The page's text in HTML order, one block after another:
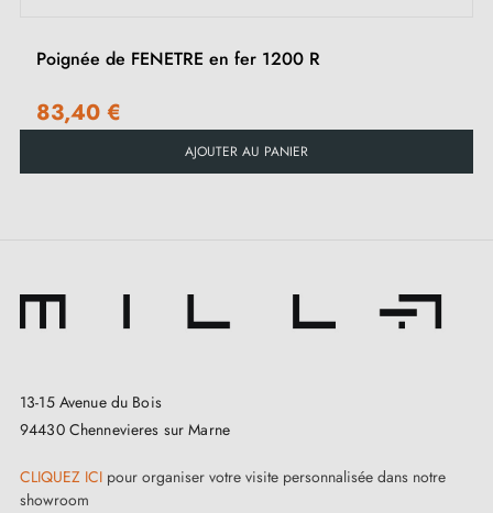
Poignée de FENETRE en fer 1200 R
83,40 €
AJOUTER AU PANIER
13-15 Avenue du Bois
94430 Chennevieres sur Marne
CLIQUEZ ICI pour organiser votre visite personnalisée dans notre
showroom